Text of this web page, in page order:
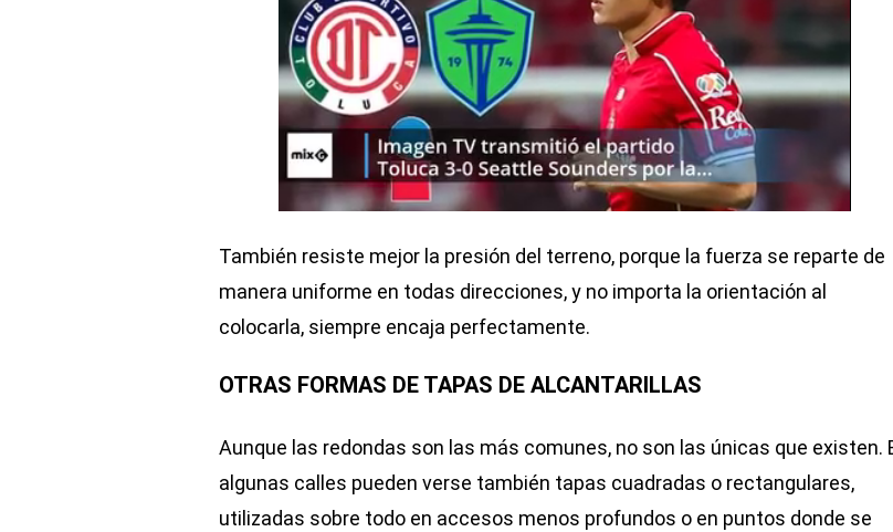
También resiste mejor la presión del terreno, porque la fuerza se reparte de
manera uniforme en todas direcciones, y no importa la orientación al
colocarla, siempre encaja perfectamente.
OTRAS FORMAS DE TAPAS DE ALCANTARILLAS
Aunque las redondas son las más comunes, no son las únicas que existen.
algunas calles pueden verse también tapas cuadradas o rectangulares,
utilizadas sobre todo en accesos menos profundos o en puntos donde se